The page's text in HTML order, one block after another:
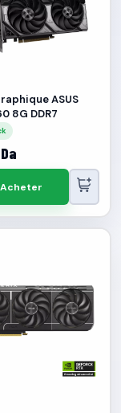
ASUS
8G DDR7
Acheter